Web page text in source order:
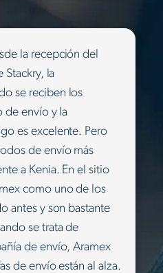
la recepción del
Stackry, la
se reciben los
de envío y la
es excelente. Pero
de envío más
a Kenia. En el sitio
como uno de los
antes y son bastante
se trata de
de envío, Aramex
de envío están al alza.